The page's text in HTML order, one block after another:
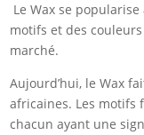
Le Wax se
motifs et des
marché.
Aujourd’hui, le Wax
africaines. Les motifs
chacun ayant une